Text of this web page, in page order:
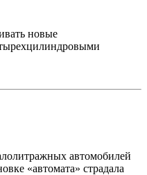
новые
автомобилей
«автомата» страдала